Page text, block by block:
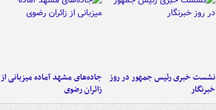
نشست خبری رئیس جمهور در روز
خبرنگار
جاده‌های مشهد آماده میزبانی از
زائران رضوی